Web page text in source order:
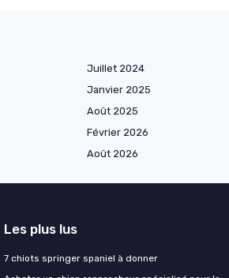
Juillet 2024
Janvier 2025
Août 2025
Février 2026
Août 2026
Les plus lus
7 chiots springer spaniel à donner